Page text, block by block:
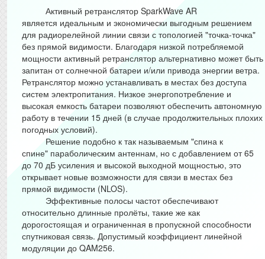
Активный ретранслятор SparkWave AR
является идеальным и экономически выгодным решением
для радиорелейной линии связи с топологией "точка-точка"
без прямой видимости. Благодаря низкой потребляемой
мощности активный ретранслятор альтернативно может быть
запитан от солнечной батареи и/или привода энергии ветра.
Ретранслятор можно устанавливать в местах без доступа
систем электропитания. Низкое энергопотребление и
высокая емкость батареи позволяютобеспечить автономную
работу в течении 15 дней (вслучае продолжительных плохих
погодных условий).
Решение подобно к так называемым "спина к
спине" параболическим антеннам, но с добавлением от 65
до 70 дБ усиления и высокой выходной мощностью, это
открывает новые возможности для связи в местах без
прямой видимости (NLOS).
Эффективные полосы частот обеспечивают
относительно длинные пролёты, такие же как
дорогостоящая и ограниченная в пропускной способности
спутниковая связь. Допустимый коэффициент линейной
модуляции до QAM256.